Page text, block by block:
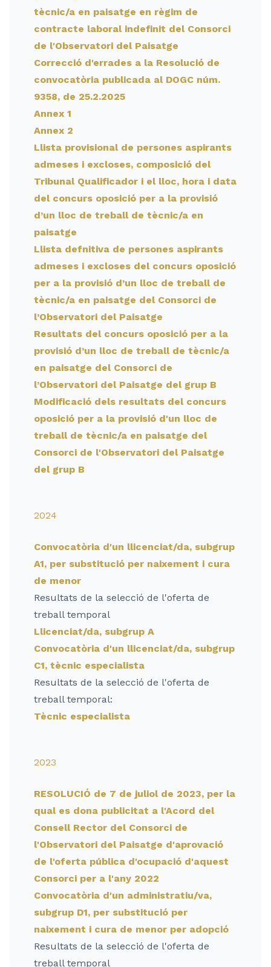
tècnic/a en paisatge en règim de
contracte laboral indefinit del Consorci
de l'Observatori del Paisatge
Correcció d'errades a la Resolució de
convocatòria publicada al DOGC núm.
9358, de 25.2.2025
Annex 1
Annex 2
Llista provisional de persones aspirants
admeses i excloses, composició del
Tribunal Qualificador i el lloc, hora i data
del concurs oposició per a la provisió
d’un lloc de treball de tècnic/a en
paisatge
Llista defnitiva de persones aspirants
admeses i excloses del concurs oposició
per a la provisió d’un lloc de treball de
tècnic/a en paisatge del Consorci de
l’Observatori del Paisatge
Resultats del concurs oposició per a la
provisió d’un lloc de treball de tècnic/a
en paisatge del Consorci de
l’Observatori del Paisatge del grup B
Modificació dels resultats del concurs
oposició per a la provisió d'un lloc de
treball de tècnic/a en paisatge del
Consorci de l'Observatori del Paisatge
del grup B
2024
Convocatòria d'un llicenciat/da, subgrup
A1, per substitució per naixement i cura
de menor
Resultats de la selecció de l'oferta de
treball temporal
Llicenciat/da, subgrup A
Convocatòria d'un llicenciat/da, subgrup
C1, tècnic especialista
Resultats de la selecció de l'oferta de
treball temporal:
Tècnic especialista
2023
RESOLUCIÓ de 7 de juliol de 2023, per la
qual es dona publicitat a l'Acord del
Consell Rector del Consorci de
l'Observatori del Paisatge d'aprovació
de l'oferta pública d'ocupació d'aquest
Consorci per a l'any 2022
Convocatòria d'un administratiu/va,
subgrup D1, per substitució per
naixement i cura de menor per adopció
Resultats de la selecció de l'oferta de
treball temporal